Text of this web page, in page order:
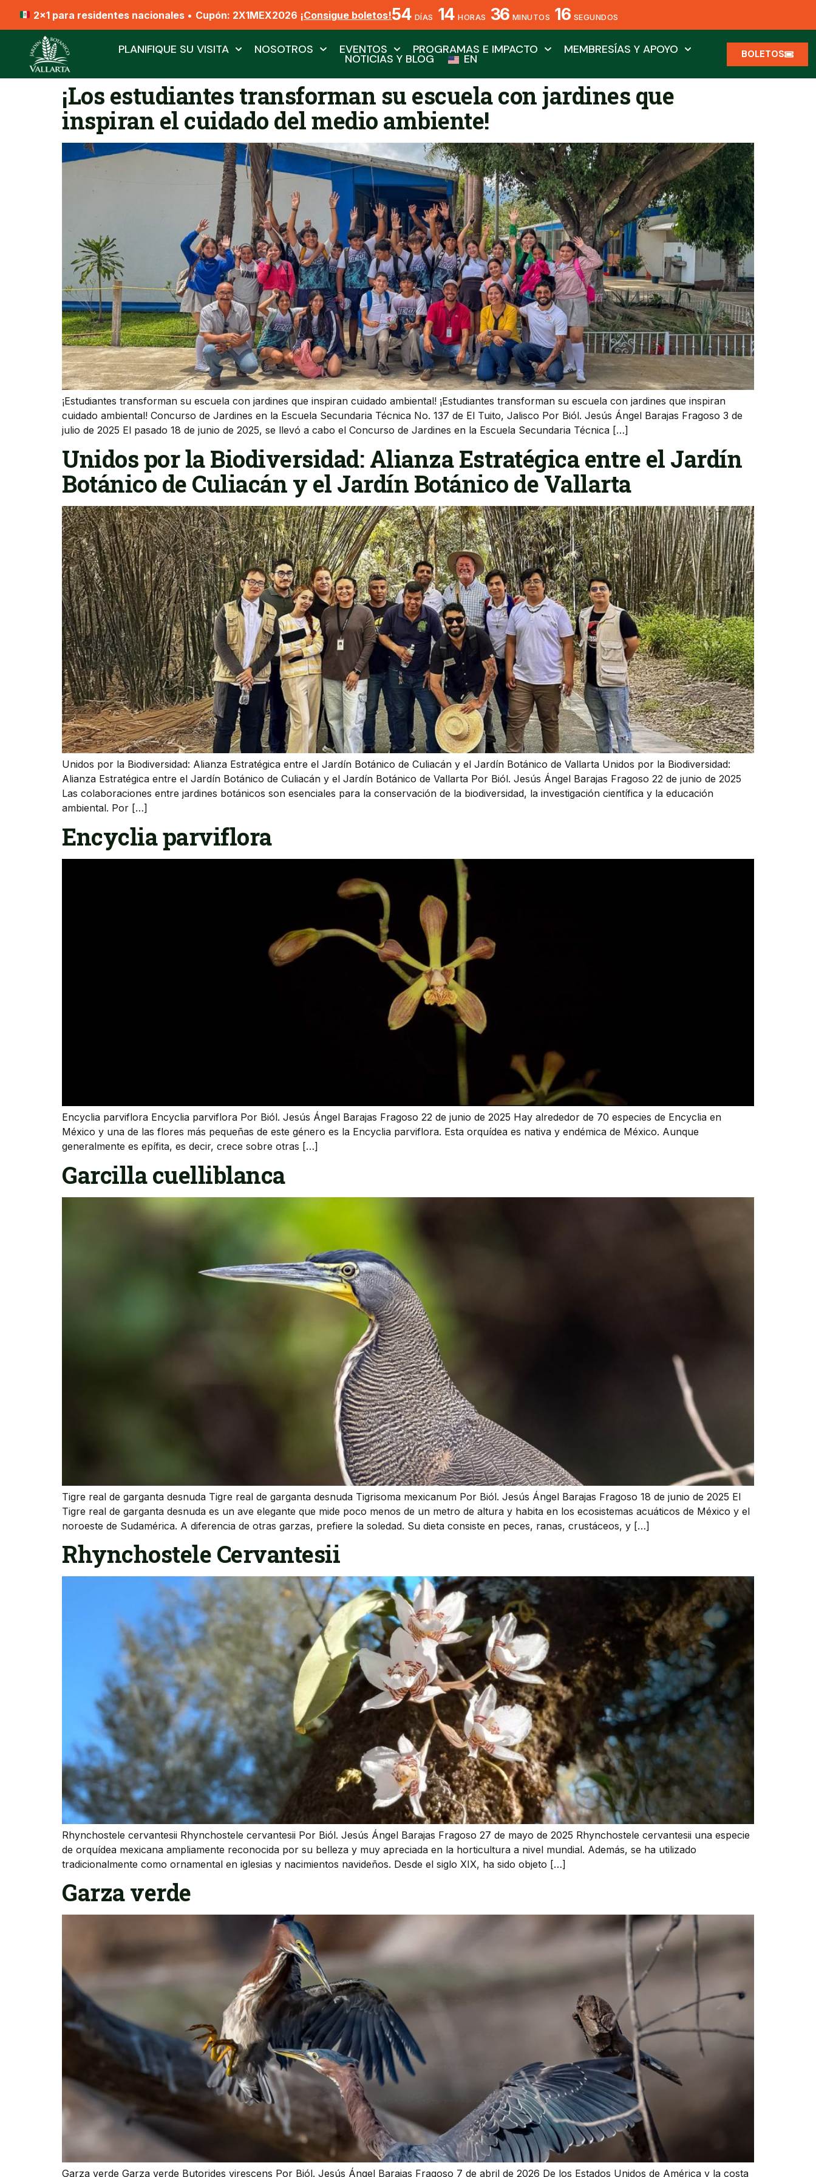
2x1 para residentes nacionales • Cupón: 2X1MEX2026 ¡Consigue boletos!54 DÍAS 14 HORAS 36 MINUTOS 14 SEGUNDOS
PLANIFIQUE SU VISITA NOSOTROS EVENTOS PROGRAMAS E IMPACTO MEMBRESÍAS Y APOYO
NOTICIAS Y BLOG EN BOLETOS
¡Los estudiantes transforman su escuela con jardines que
inspiran el cuidado del medio ambiente!
¡Estudiantes transforman su escuela con jardines que inspiran cuidado ambiental! ¡Estudiantes transforman su escuela con jardines que inspiran
cuidado ambiental! Concurso de Jardines en la Escuela Secundaria Técnica No. 137 de El Tuito, Jalisco Por Biól. Jesús Ángel Barajas Fragoso 3 de
julio de 2025 El pasado 18 de junio de 2025, se llevó a cabo el Concurso de Jardines en la Escuela Secundaria Técnica […]
Unidos por la Biodiversidad: Alianza Estratégica entre el Jardín
Botánico de Culiacán y el Jardín Botánico de Vallarta
Unidos por la Biodiversidad: Alianza Estratégica entre el Jardín Botánico de Culiacán y el Jardín Botánico de Vallarta Unidos por la Biodiversidad:
Alianza Estratégica entre el Jardín Botánico de Culiacán y el Jardín Botánico de Vallarta Por Biól. Jesús Ángel Barajas Fragoso 22 de junio de 2025
Las colaboraciones entre jardines botánicos son esenciales para la conservación de la biodiversidad, la investigación científica y la educación
ambiental. Por […]
Encyclia parviflora
Encyclia parviflora Encyclia parviflora Por Biól. Jesús Ángel Barajas Fragoso 22 de junio de 2025 Hay alrededor de 70 especies de Encyclia en
México y una de las flores más pequeñas de este género es la Encyclia parviflora. Esta orquídea es nativa y endémica de México. Aunque
generalmente es epífita, es decir, crece sobre otras […]
Garcilla cuelliblanca
Tigre real de garganta desnuda Tigre real de garganta desnuda Tigrisoma mexicanum Por Biól. Jesús Ángel Barajas Fragoso 18 de junio de 2025 El
Tigre real de garganta desnuda es un ave elegante que mide poco menos de un metro de altura y habita en los ecosistemas acuáticos de México y el
noroeste de Sudamérica. A diferencia de otras garzas, prefiere la soledad. Su dieta consiste en peces, ranas, crustáceos, y […]
Rhynchostele Cervantesii
Rhynchostele cervantesii Rhynchostele cervantesii Por Biól. Jesús Ángel Barajas Fragoso 27 de mayo de 2025 Rhynchostele cervantesii una especie
de orquídea mexicana ampliamente reconocida por su belleza y muy apreciada en la horticultura a nivel mundial. Además, se ha utilizado
tradicionalmente como ornamental en iglesias y nacimientos navideños. Desde el siglo XIX, ha sido objeto […]
Garza verde
Garza verde Garza verde Butorides virescens Por Biól. Jesús Ángel Barajas Fragoso 7 de abril de 2026 De los Estados Unidos de América y la costa